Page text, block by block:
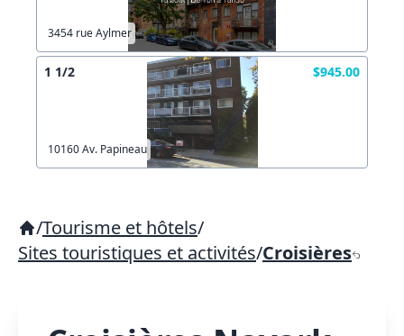
3454 rue Aylmer
1 1/2 $945.00
10160 Av. Papineau
/Tourisme et hôtels/
Sites touristiques et activités/Croisières